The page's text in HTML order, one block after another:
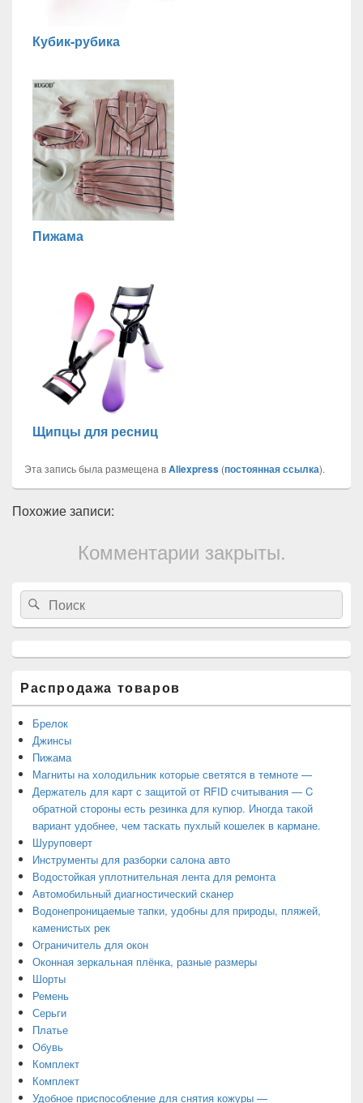
Кубик-рубика
Пижама
Щипцы для ресниц
Эта запись была размещена вAliexpress (постоянная ссылка).
Похожие записи:
Комментарии закрыты.
Область
основной
боковой
панели
Search
for:
Search
Распродажа товаров
Брелок
Джинсы
Пижама
Магниты на холодильник которые светятся в темноте —
Держатель для карт с защитой от RFID считывания — C
обратной стороны есть резинка для купюр. Иногда такой
вариант удобнее, чем таскать пухлый кошелек в кармане.
Шуруповерт
Инструменты для разборки салона авто
Водостойкая уплотнительная лента для ремонта
Автомобильный диагностический сканер
Водонепроницаемые тапки, удобны для природы, пляжей,
каменистых рек
Ограничитель для окон
Оконная зеркальная плёнка, разные размеры
Шорты
Ремень
Серьги
Платье
Обувь
Комплект
Комплект
Удобное приспособление для снятия кожуры —